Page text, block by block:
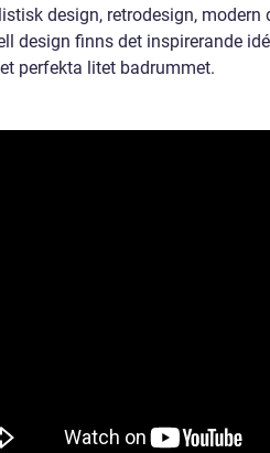
design, retrodesign, modern
design finns det inspirerande
perfekta litet badrummet.